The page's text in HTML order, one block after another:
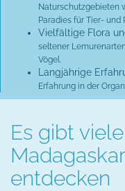
Naturschutzgebieten
Paradies für Tier- und
Vielfältige Flora
seltener
Vögel.
Langjährige
Erfahrung in der
Es gibt
entdecken